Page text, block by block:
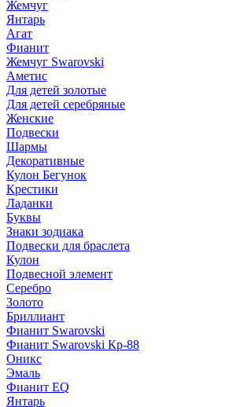
Жемчуг
Янтарь
Агат
Фианит
Жемчуг Swarovski
Аметис
Для детей золотые
Для детей серебряные
Женские
Подвески
Шармы
Декоративные
Кулон Бегунок
Крестики
Ладанки
Буквы
Знаки зодиака
Подвески для браслета
Кулон
Подвесной элемент
Серебро
Золото
Бриллиант
Фианит Swarovski
Фианит Swarovski Кр-88
Оникс
Эмаль
Фианит EQ
Янтарь